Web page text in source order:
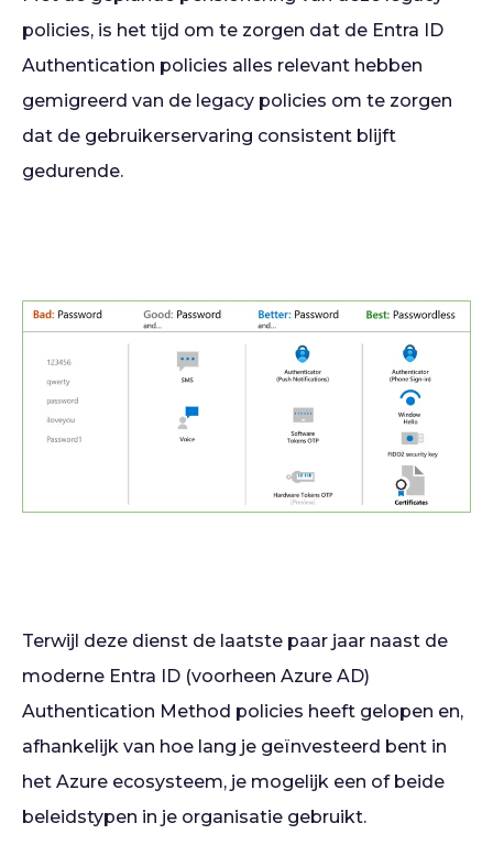
policies, is het tijd om te zorgen dat de Entra ID
Authentication policies alles relevant hebben
gemigreerd van de legacy policies om te zorgen
dat de gebruikerservaring consistent blijft
gedurende.
Terwijl deze dienst de laatste paar jaar naast de
moderne Entra ID (voorheen Azure AD)
Authentication Method policies heeft gelopen en,
afhankelijk van hoe lang je geïnvesteerd bent in
het Azure ecosysteem, je mogelijk een of beide
beleidstypen in je organisatie gebruikt.